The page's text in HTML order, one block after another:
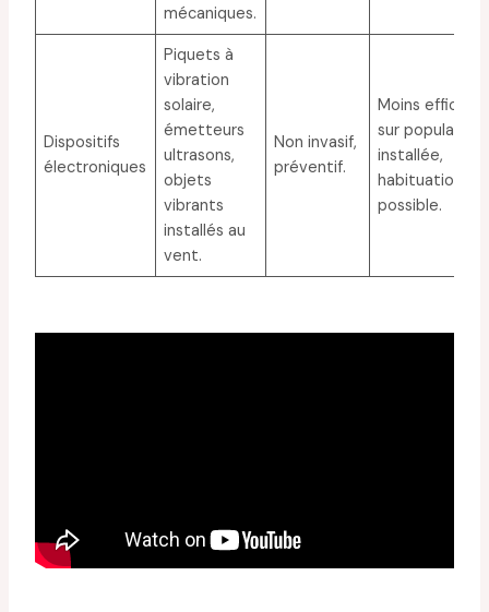
mécaniques.
Dispositifs
électroniques
Piquets à
vibration
solaire,
émetteurs
ultrasons,
objets
vibrants
installés au
vent.
Non invasif,
préventif.
Moins efficace
sur population
installée,
habituation
possible.